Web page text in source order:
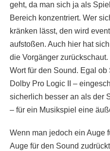
geht, da man sich ja als
Bereich konzentriert. Wer
kränken lässt, den wird
aufstoßen. Auch hier hat
die Vorgänger
Wort für den Sound. Egal
Dolby Pro Logic II –
sicherlich besser an als der
– für ein Musikspiel eine
Wenn man jedoch ein Auge
Auge für den Sound